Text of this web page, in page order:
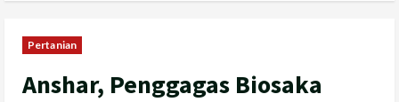
Pertanian
Anshar, Penggagas Biosaka